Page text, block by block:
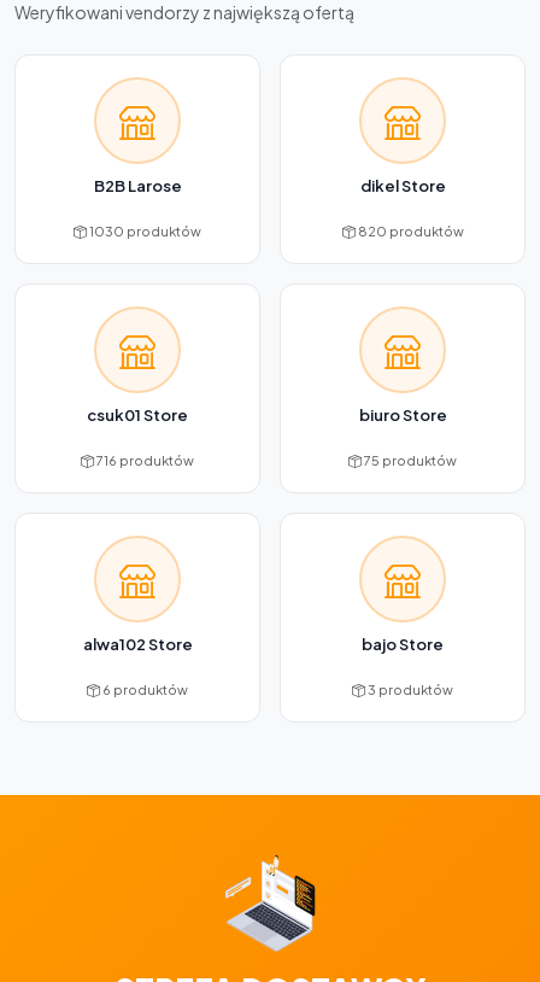
Weryfikowani vendorzy z największą ofertą
B2B Larose
1030 produktów
dikel Store
820 produktów
csuk01 Store
716 produktów
biuro Store
75 produktów
alwa102 Store
6 produktów
bajo Store
3 produktów